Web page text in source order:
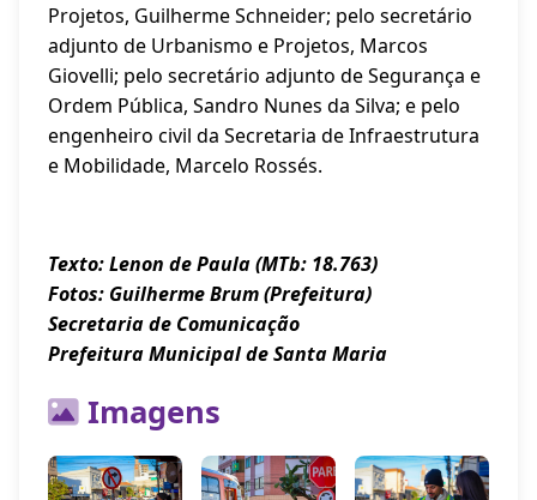
Projetos, Guilherme Schneider; pelo secretário
adjunto de Urbanismo e Projetos, Marcos
Giovelli; pelo secretário adjunto de Segurança e
Ordem Pública, Sandro Nunes da Silva; e pelo
engenheiro civil da Secretaria de Infraestrutura
e Mobilidade, Marcelo Rossés.
Texto: Lenon de Paula (MTb: 18.763)
Fotos: Guilherme Brum (Prefeitura)
Secretaria de Comunicação
Prefeitura Municipal de Santa Maria
Imagens